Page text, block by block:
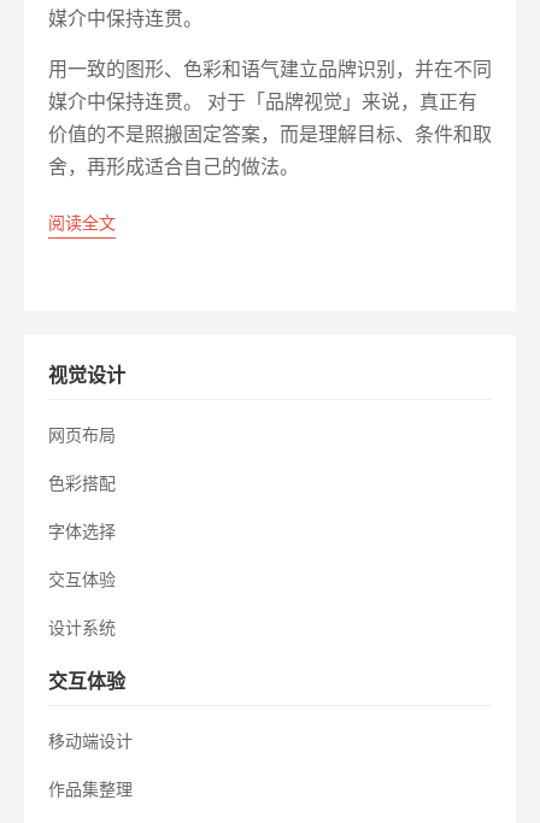
媒介中保持连贯。
用一致的图形、色彩和语气建立品牌识别，并在不同
媒介中保持连贯。 对于「品牌视觉」来说，真正有
价值的不是照搬固定答案，而是理解目标、条件和取
舍，再形成适合自己的做法。
阅读全文
视觉设计
网页布局
色彩搭配
字体选择
交互体验
设计系统
交互体验
移动端设计
作品集整理